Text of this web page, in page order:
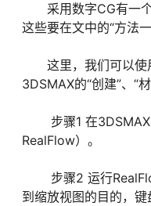
采用数字CG有一个
这些要在文中的“方法
这里，我们可以使用
3DSMAX的“创建”、“
步骤1 在3DSMAX中
RealFlow）。
步骤2 运行
到缩放视图的目的，键